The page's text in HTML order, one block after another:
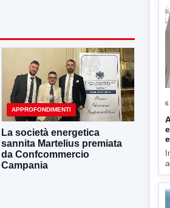
APPROFONDIMENTI
La società energetica
sannita Martelius premiata
da Confcommercio
Campania